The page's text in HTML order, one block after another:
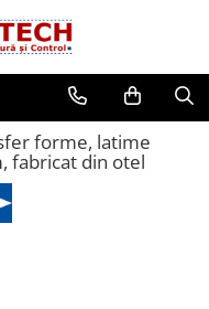
forme, latime
fabricat din otel